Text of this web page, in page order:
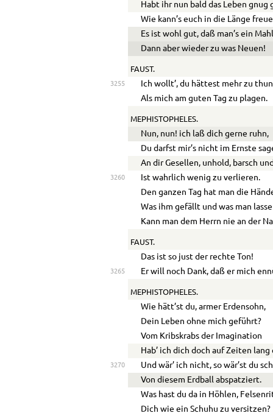
Habt ihr nun bald das Leben gnug
Wie kann’s euch in die Länge
Es ist wohl gut, daß man’s ein
Dann aber wieder zu was Neuen!
FAUST.
3255
Ich wollt’, du hättest mehr zu
Als mich am guten Tag zu plagen.
MEPHISTOPHELES.
Nun, nun! ich laß dich gerne ruhn,
Du darfst mir’s nicht im Ernste
An dir Gesellen, unhold, barsch
3260
Ist wahrlich wenig zu verlieren.
Den ganzen Tag hat man die
Was ihm gefällt und was man
Kann man dem Herrn nie an der
FAUST.
Das ist so just der rechte Ton!
3265 Er will noch Dank, daß er mich
MEPHISTOPHELES.
Wie hätt’st du, armer Erdensohn,
Dein Leben ohne mich geführt?
Vom Kribskrabs der Imagination
Hab’ ich dich doch auf Zeiten
3270
Und wär’ ich nicht, so wär’st du
Von diesem Erdball abspatziert.
Was hast du da in Höhlen,
Dich wie ein Schuhu zu versitzen?